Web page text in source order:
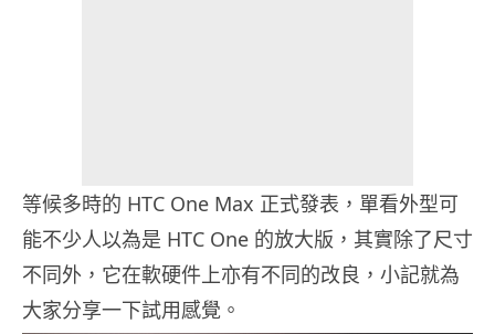
等候多時的 HTC One Max 正式發表，單看外型可
能不少人以為是 HTC One 的放大版，其實除了尺寸
不同外，它在軟硬件上亦有不同的改良，小記就為
大家分享一下試用感覺。